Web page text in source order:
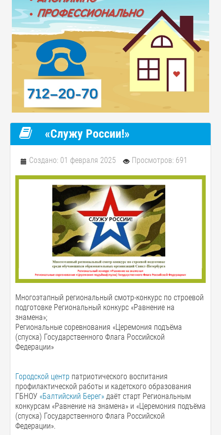
«Служу России!»
Создано: 01 февраля 2025 Просмотров: 691
Многоэтапный региональный смотр-конкурс по строевой
подготовке Региональный конкурс «Равнение на
знамена»;
Региональные соревнования «Церемония подъёма
(спуска) Государственного Флага Российской
Федерации»
Городской центр патриотического воспитания
профилактической работы и кадетского образования
ГБНОУ «Балтийский Берег» даёт старт Региональным
конкурсам «Равнение на знамена» и «Церемония подъёма
(спуска) Государственного Флага Российской
Федерации».